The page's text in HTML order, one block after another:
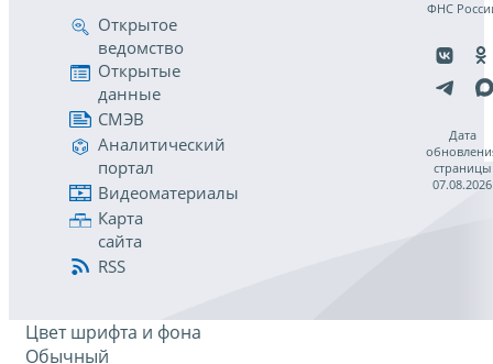
Открытое
ведомство
Открытые
данные
СМЭВ
Аналитический
портал
Видеоматериалы
Карта
сайта
RSS
ФНС
Дата
страницы
07.08.2026
Цвет шрифта и фона
Обычный